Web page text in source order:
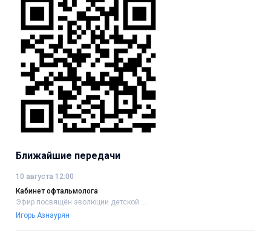
Ближайшие передачи
10 августа 12:00
Кабинет офтальмолога
Эфир посвящён эволюции детской....
Игорь Азнаурян